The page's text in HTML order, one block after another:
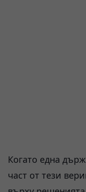
Когато една
част от тези